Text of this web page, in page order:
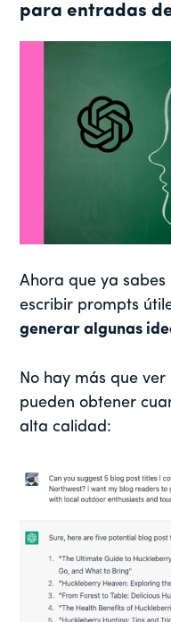
para entradas
Ahora que ya
escribir prompts
generar algunas
No hay más que
pueden obtener
alta calidad: